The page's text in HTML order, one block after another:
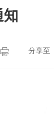
知
分享至